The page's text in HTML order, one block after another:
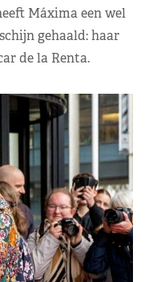
Máxima een wel
gehaald: haar
de la Renta.